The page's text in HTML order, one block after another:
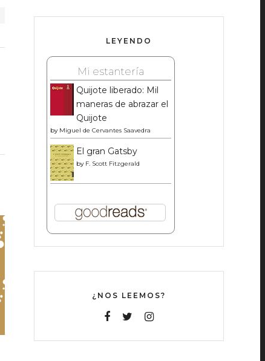
LEYENDO
Mi estantería
Quijote liberado: Mil
maneras de abrazar el
Quijote
by Miguel de Cervantes Saavedra
El gran Gatsby
by F. Scott Fitzgerald
¿NOS LEEMOS?